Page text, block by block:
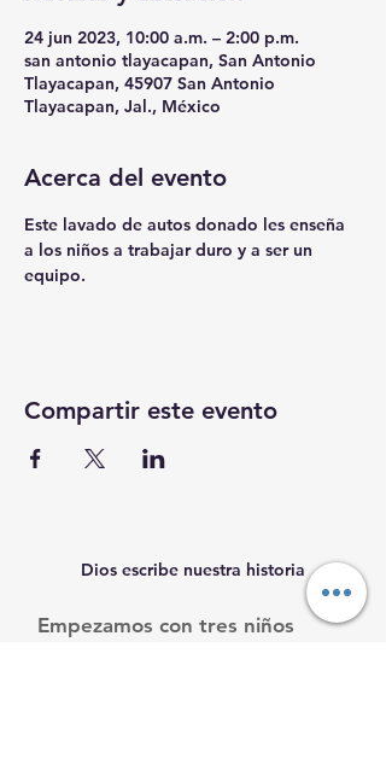
24 jun 2023, 10:00 a.m. – 2:00 p.m.
san antonio tlayacapan, San Antonio
Tlayacapan, 45907 San Antonio
Tlayacapan, Jal., México
Acerca del evento
Este lavado de autos donado les enseña
a los niños a trabajar duro y a ser un
equipo.
Compartir este evento
Dios escribe nuestra historia
Empezamos con tres niños